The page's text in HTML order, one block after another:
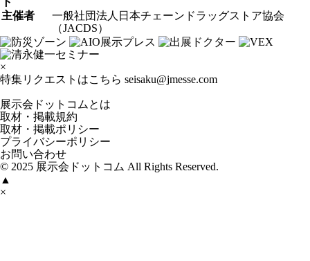
主催者
一般社団法人日本チェーンドラッグストア協会
（JACDS）
×
特集リクエストはこちら seisaku@jmesse.com
展示会ドットコムとは
取材・掲載規約
取材・掲載ポリシー
プライバシーポリシー
お問い合わせ
© 2025 展示会ドットコム All Rights Reserved.
▲
×